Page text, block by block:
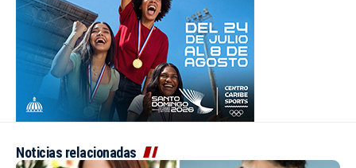
Noticias relacionadas